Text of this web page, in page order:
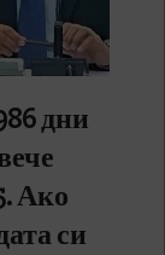
дни
Ако
си